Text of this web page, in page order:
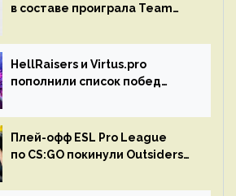
в составе проиграла Team
HellRaisers и Virtus.pro
пополнили список побед
Плей-офф ESL Pro League
по CS:GO покинули Outsiders